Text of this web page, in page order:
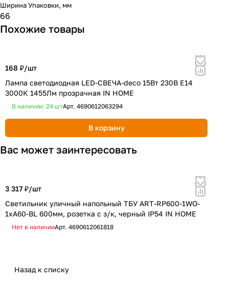
Ширина Упаковки, мм
66
Похожие товары
168 ₽/шт
Лампа светодиодная LED-СВЕЧА-deco 15Вт 230В Е14
3000К 1455Лм прозрачная IN HOME
В наличии: 24 штАрт. 4690612063294
В корзину
Вас может заинтересовать
3 317 ₽/шт
Светильник уличный напольный ТБУ ART-RP600-1WO-
1хA60-BL 600мм, розетка c з/к, черный IP54 IN HOME
Нет в наличииАрт. 4690612061818
Назад к списку